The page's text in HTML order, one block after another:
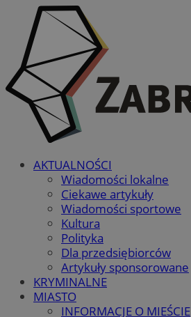
AKTUALNOŚCI
Wiadomości lokalne
Ciekawe artykuły
Wiadomości sportowe
Kultura
Polityka
Dla przedsiębiorców
Artykuły sponsorowane
KRYMINALNE
MIASTO
INFORMACJE O MIEŚCIE